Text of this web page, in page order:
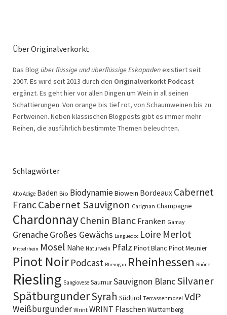
Über Originalverkorkt
Das Blog über flüssige und überflüssige Eskapadenexistiert seit
2007. Es wird seit 2013 durch den Originalverkorkt Podcast
ergänzt. Es geht hier vor allen Dingen um Wein in all seinen
Schattierungen. Von orange bis tief rot, von Schaumweinen bis zu
Portweinen. Neben klassischen Blogposts gibt es immer mehr
Reihen, die ausführlich bestimmte Themen beleuchten.
Schlagwörter
Alto Adige Baden Bio BiodynamieBiowein Bordeaux Cabernet
FrancCabernet Sauvignon Carignan Champagne
ChardonnayChenin Blanc Franken Gamay
GrenacheGroßes Gewächs Languedoc Loire Merlot
Mittelrhein Mosel Nahe Naturwein Pfalz Pinot Blanc Pinot Meunier
Pinot Noir Podcast Rheingau Rheinhessen Rhône
Riesling Sangiovese SaumurSauvignon BlancSilvaner
SpätburgunderSyrah Südtirol Terrassenmosel VdP
Weißburgunder Wrint WRINT Flaschen Württemberg